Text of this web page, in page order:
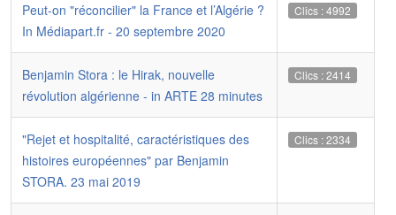
Peut-on "réconcilier" la France et l’Algérie ?
In Médiapart.fr - 20 septembre 2020
Clics : 4992
Benjamin Stora : le Hirak, nouvelle
révolution algérienne - in ARTE 28 minutes
Clics : 2414
"Rejet et hospitalité, caractéristiques des
histoires européennes" par Benjamin
STORA. 23 mai 2019
Clics : 2334